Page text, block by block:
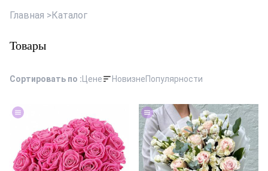
Главная >Каталог
Товары
Сортировать по : Цене НовизнеПопулярности